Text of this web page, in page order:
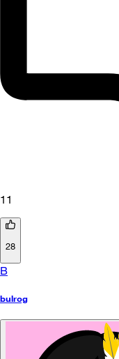
11
28
B
bulrog